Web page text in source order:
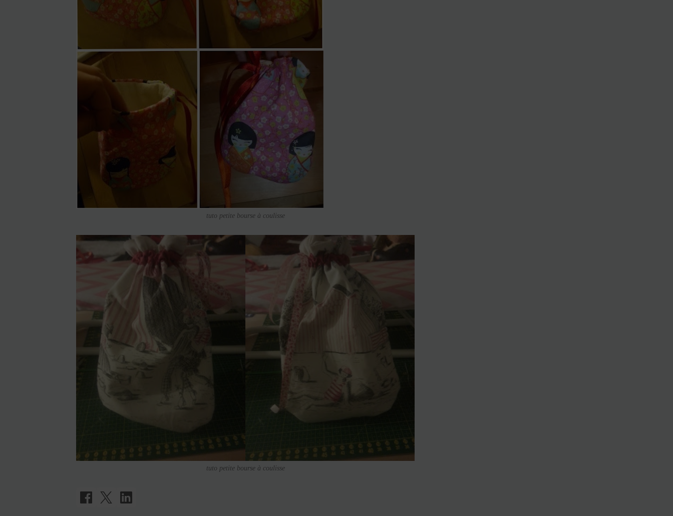
tuto petite bourse à coulisse
tuto petite bourse à coulisse